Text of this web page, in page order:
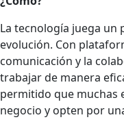
La tecnología juega un
evolución. Con
comunicación y la
trabajar de manera
permitido que muchas
negocio y opten por